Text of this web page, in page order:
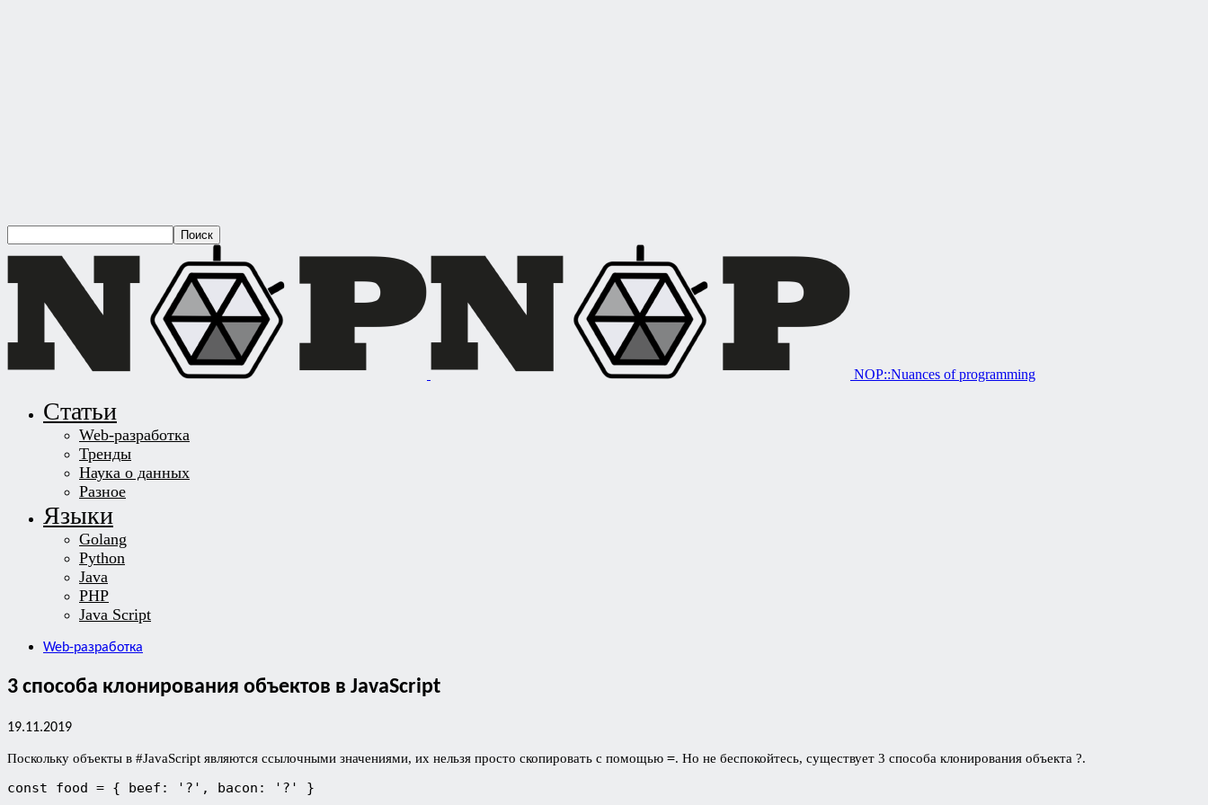
NOP::Nuances of programming
Статьи
Web-разработка
Тренды
Наука о данных
Разное
Языки
Golang
Python
Java
PHP
Java Script
Web-разработка
3 способа клонирования объектов в JavaScript
19.11.2019
Поскольку объекты в #JavaScript являются ссылочными значениями, их нельзя просто скопировать с помощью =. Но не беспокойтесь, существует 3 способа клонирования объекта ?.
const food = { beef: '?', bacon: '?' }